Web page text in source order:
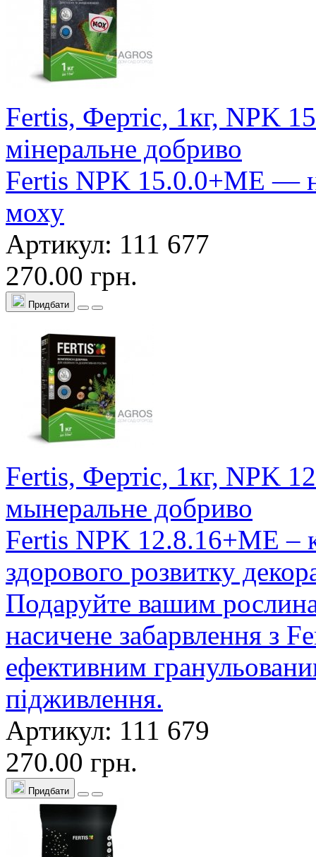
Fertis, Фертіс, 1кг, NPK
мінеральне добриво
Fertis NPK 15.0.0+МЕ —
моху
Артикул: 111 677
270.00 грн.
Придбати
Fertis, Фертіс, 1кг, NPK
мынеральне добриво
Fertis NPK 12.8.16+МЕ –
здорового розвитку
Подаруйте вашим
насичене забарвлення з
ефективним
підживлення.
Артикул: 111 679
270.00 грн.
Придбати